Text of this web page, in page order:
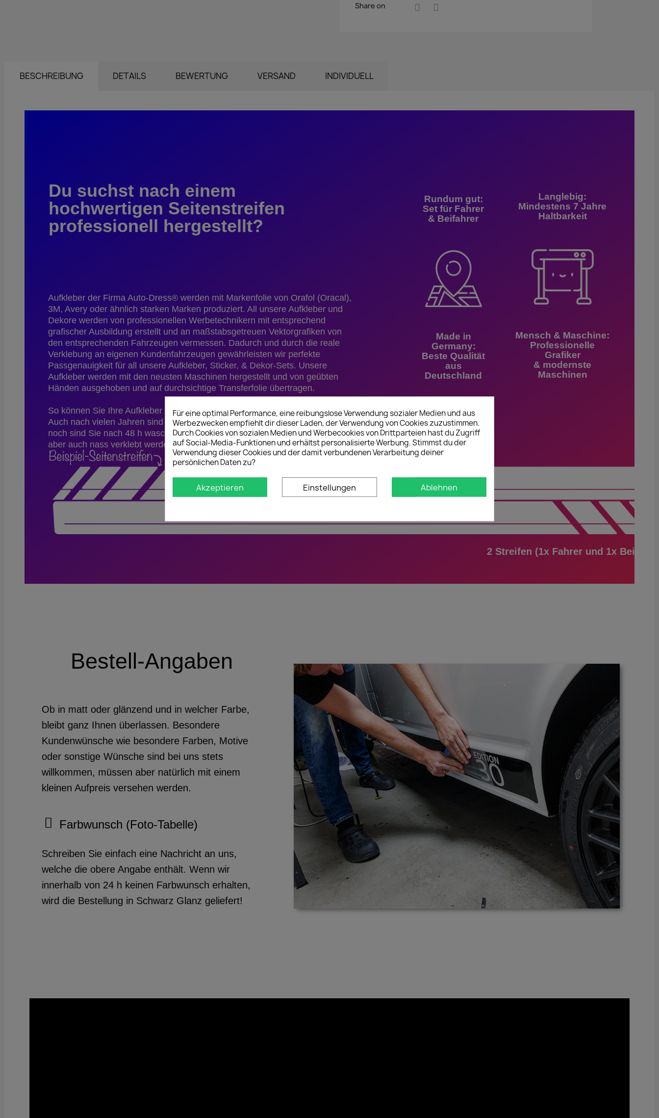
Share on
BESCHREIBUNG DETAILS BEWERTUNG VERSAND INDIVIDUELL
Du suchst nach einem
hochwertigen Seitenstreifen
professionell hergestellt?
Aufkleber der Firma Auto-Dress® werden mit Markenfolie von Orafol (Oracal),
3M, Avery oder ähnlich starken Marken produziert. All unsere Aufkleber und
Dekore werden von professionellen Werbetechnikern mit entsprechend
grafischer Ausbildung erstellt und an maßstabsgetreuen Vektorgrafiken von
den entsprechenden Fahrzeugen vermessen. Dadurch und durch die reale
Verklebung an eigenen Kundenfahrzeugen gewährleisten wir perfekte
Passgenauigkeit für all unsere Aufkleber, Sticker, & Dekor-Sets. Unsere
Aufkleber werden mit den neusten Maschinen hergestellt und von geübten
Händen ausgehoben und auf durchsichtige Transferfolie übertragen.
So können Sie Ihre Aufkleber kinderleicht und passend positioniert werden.
Auch nach vielen Jahren sind unsere Folien rückstandslos entfernbar. Weiter
noch sind Sie nach 48 h waschstraßenfest, UV-beständig und können trocken,
aber auch nass verklebt werden!
2 Streifen (1x Fahrer und 1x
Rundum gut:
Set für Fahrer
& Beifahrer
Made in
Germany:
Beste Qualität
aus
Deutschland
Langlebig:
Mindestens 7 Jahre
Haltbarkeit
Mensch & Maschine:
Professionelle
Grafiker
& modernste
Maschinen
Bestell-Angaben
Ob in matt oder glänzend und in welcher Farbe,
bleibt ganz Ihnen überlassen. Besondere
Kundenwünsche wie besondere Farben, Motive
oder sonstige Wünsche sind bei uns stets
willkommen, müssen aber natürlich mit einem
kleinen Aufpreis versehen werden.
Farbwunsch (Foto-Tabelle)
Schreiben Sie einfach eine Nachricht an uns,
welche die obere Angabe enthält. Wenn wir
innerhalb von 24 h keinen Farbwunsch erhalten,
wird die Bestellung in Schwarz Glanz geliefert!
Für eine optimal Performance, eine reibungslose Verwendung sozialer Medien und aus
Werbezwecken empfiehlt dir dieser Laden, der Verwendung von Cookies zuzustimmen.
Durch Cookies von sozialen Medien und Werbecookies von Drittparteien hast du Zugriff
auf Social-Media-Funktionen und erhältst personalisierte Werbung. Stimmst du der
Verwendung dieser Cookies und der damit verbundenen Verarbeitung deiner
persönlichen Daten zu?
Akzeptieren Einstellungen Ablehnen